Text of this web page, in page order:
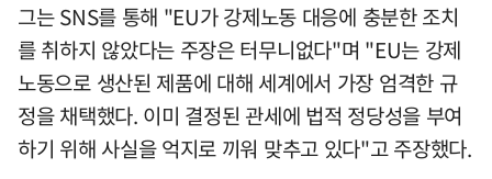
그는 SNS를 통해 "EU가 강제노동 대응에 충분한 조치
를 취하지 않았다는 주장은 터무니없다"며 "EU는 강제
노동으로 생산된 제품에 대해 세계에서 가장 엄격한 규
정을 채택했다. 이미 결정된 관세에 법적 정당성을 부여
하기 위해 사실을 억지로 끼워 맞추고 있다"고 주장했다.